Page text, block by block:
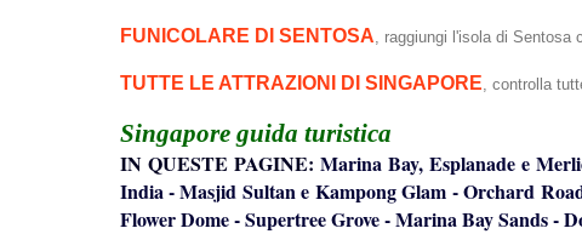
FUNICOLARE DI SENTOSA, raggiungi l'isola di Sentosa
TUTTE LE ATTRAZIONI DI SINGAPORE, controlla
Singapore guida turistica
IN QUESTE PAGINE: Marina Bay, Esplanade e
India-Masjid Sultan e Kampong Glam -Orchard
Flower Dome-Supertree Grove-Marina Bay Sands-